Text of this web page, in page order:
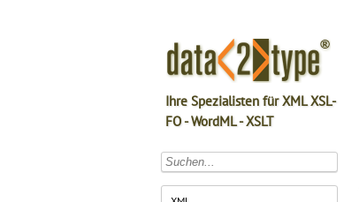
Ihre Spezialisten für XML XSL-
FO - WordML - XSLT